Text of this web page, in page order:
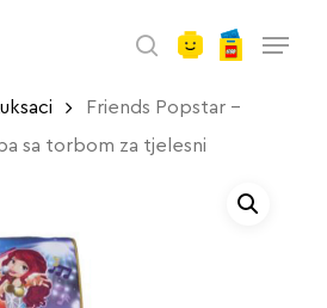
search
Friends Popstar –
sa torbom za tjelesni